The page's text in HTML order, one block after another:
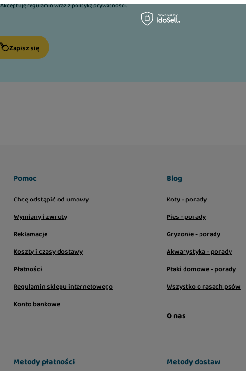
Akceptujęregulaminwraz zpolityką prywatności.
Zapisz się
Pomoc
Chcę odstąpić od umowy
Wymiany i zwroty
Reklamacje
Koszty i czasy dostawy
Płatności
Regulamin sklepu internetowego
Konto bankowe
Blog
Koty - porady
Pies - porady
Gryzonie - porady
Akwarystyka - porady
Ptaki domowe - porady
Wszystko o rasach psów
O nas
Metody płatności Metody dostaw